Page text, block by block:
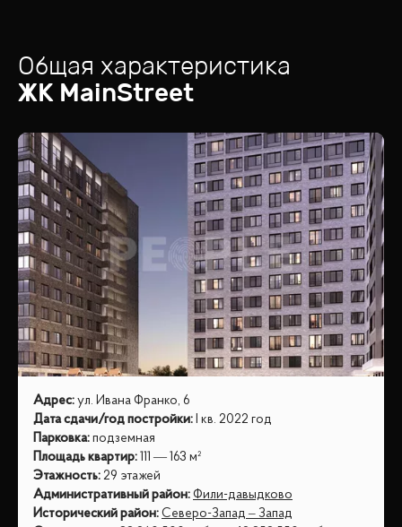
Общая характеристика
ЖК MainStreet
Адрес: ул. Ивана Франко, 6
Дата сдачи/год постройки: I кв. 2022 год
Парковка: подземная
Площадь квартир: 111 — 163 м²
Этажность: 29 этажей
Административный район: Фили-давыдково
Исторический район: Северо-Запад – Запад